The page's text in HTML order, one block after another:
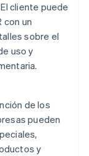
cliente puede
con un
sobre el
uso y
de los
pueden
y